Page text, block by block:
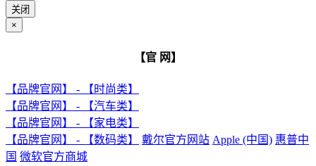
关闭
×
【官 网】
【品牌官网】 - 【时尚类】
【品牌官网】 - 【汽车类】
【品牌官网】 - 【家电类】
【品牌官网】 - 【数码类】
戴尔官方网站 Apple (中国) 惠普中
国 微软官方商城